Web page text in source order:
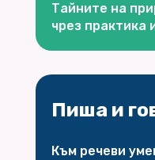
Тайните на
чрез практика
Пиша и
Към речеви